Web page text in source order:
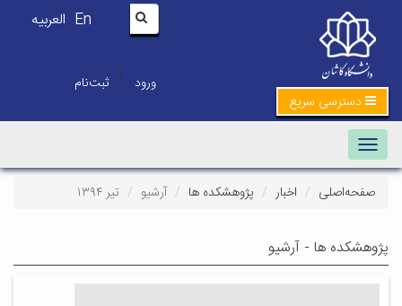
En العربیه
ورود | ثبت‌نام
دسترسی سریع
Toggle navigation
صفحه‌اصلی اخبار پژوهشکده ها آرشیو تیر ۱۳۹۴
پژوهشکده ها - آرشیو